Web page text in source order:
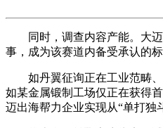
同时，调查内容产能。大迈
事，成为该赛道内备受承认的
如丹翼征询正在工业范畴、
如某金属锻制工场仅正在获得
迈出海帮力企业实现从“单打独